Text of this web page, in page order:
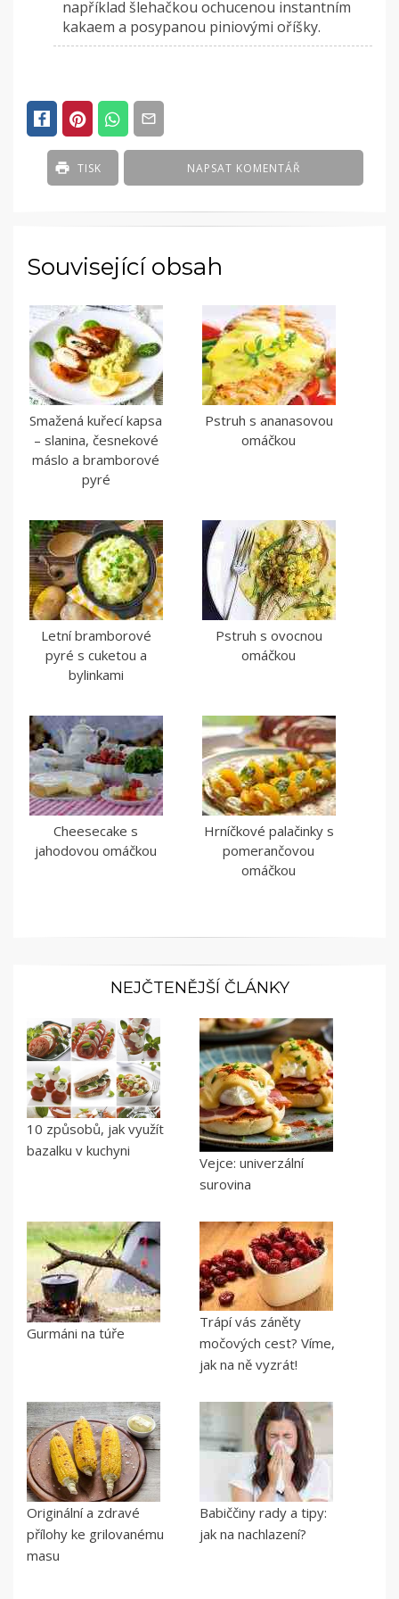
například šlehačkou ochucenou instantním
kakaem a posypanou piniovými oříšky.
NAPSAT KOMENTÁŘ
TISK
Související obsah
Smažená kuřecí kapsa
– slanina, česnekové
máslo a bramborové
pyré
Pstruh s ananasovou
omáčkou
Letní bramborové
pyré s cuketou a
bylinkami
Pstruh s ovocnou
omáčkou
Cheesecake s
jahodovou omáčkou
Hrníčkové palačinky s
pomerančovou
omáčkou
NEJČTENĚJŠÍ ČLÁNKY
10 způsobů, jak využít
bazalku v kuchyni
Vejce: univerzální
surovina
Gurmáni na túře
Trápí vás záněty
močových cest? Víme,
jak na ně vyzrát!
Originální a zdravé
přílohy ke grilovanému
masu
Babiččiny rady a tipy:
jak na nachlazení?